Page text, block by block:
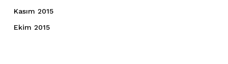
Kasım 2015
Ekim 2015